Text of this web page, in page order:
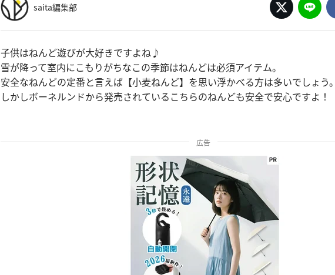
saita編集部
子供はねんど遊びが大好きですよね♪
雪が降って室内にこもりがちなこの季節はねんどは必須アイテム。
安全なねんどの定番と言えば【小麦ねんど】を思い浮かべる方は多いでしょう
しかしボーネルンドから発売されているこちらのねんども安全で安心ですよ！
広告